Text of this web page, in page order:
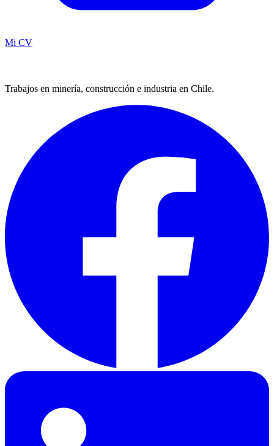
Mi CV
Trabajos en minería, construcción e industria en Chile.